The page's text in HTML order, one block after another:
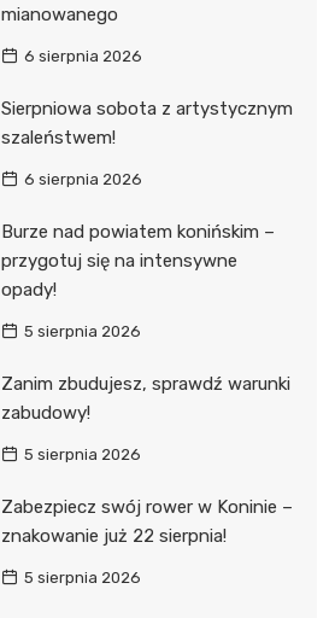
mianowanego
6 sierpnia 2026
Sierpniowa sobota z artystycznym
szaleństwem!
6 sierpnia 2026
Burze nad powiatem konińskim –
przygotuj się na intensywne
opady!
5 sierpnia 2026
Zanim zbudujesz, sprawdź warunki
zabudowy!
5 sierpnia 2026
Zabezpiecz swój rower w Koninie –
znakowanie już 22 sierpnia!
5 sierpnia 2026